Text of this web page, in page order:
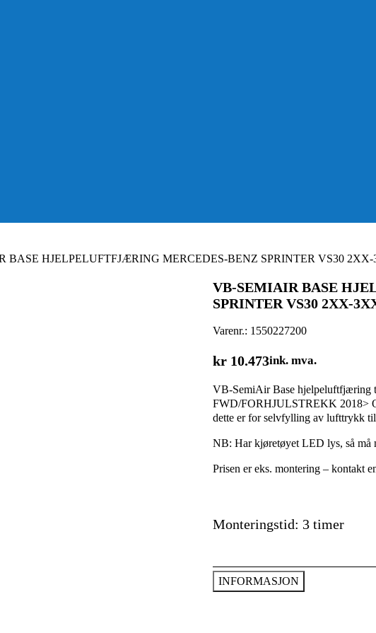
BASE HJELPELUFTFJÆRING MERCEDES-BENZ SPRINTER VS30
VB-SEMIAIR BASE
SPRINTER VS30 2XX-
Varenr.: 1550227200
kr10.473ink. mva.
VB-SemiAir Base
FWD/FORHJULSTREKK 2018>
dette er for selvfylling av lufttrykk til
NB: Har kjøretøyet LED lys, så må
Prisen er eks. montering – kontakt
Monteringstid: 3 timer
INFORMASJON